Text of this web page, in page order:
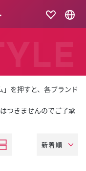
を押すと、各ブランド
つきませんのでご了承